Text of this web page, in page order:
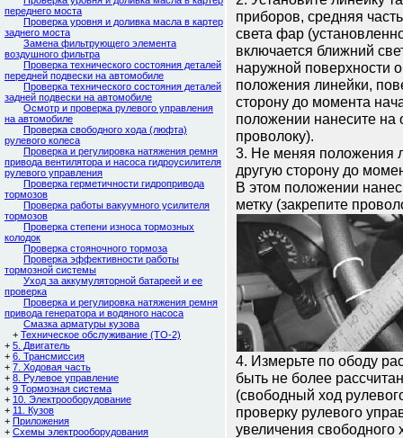
переднего моста
Проверка уровня и доливка масла в картер
заднего моста
Замена фильтрующего элемента
воздушного фильтра
Проверка технического состояния деталей
передней подвески на автомобиле
Проверка технического состояния деталей
задней подвески на автомобиле
Осмотр и проверка рулевого управления
на автомобиле
Проверка свободного хода (люфта)
рулевого колеса
Проверка и регулировка натяжения ремня
привода вентилятора и насоса гидроусилителя
рулевого управления
Проверка герметичности гидропривода
тормозов
Проверка работы вакуумного усилителя
тормозов
Проверка степени износа тормозных
колодок
Проверка стояночного тормоза
Проверка эффективности работы
тормозной системы
Уход за аккумуляторной батареей и ее
проверка
Проверка и регулировка натяжения ремня
привода генератора и водяного насоса
Смазка арматуры кузова
+ Техническое обслуживание (ТО-2)
+ 5. Двигатель
+ 6. Трансмиссия
+ 7. Ходовая часть
+ 8. Рулевое управление
+ 9 Тормозная система
+ 10. Электрооборудование
+ 11. Кузов
+ Приложения
+ Схемы электрооборудования
приборов, средняя
света фар
включается ближний
наружной поверхности
положения линейки,
сторону до момента
положении нанесите на
проволоку).
3. Не меняя положения
другую сторону до
В этом положении
метку (закрепите
4. Измерьте по ободу
быть не более
(свободный ход
проверку рулевого
увеличения свободного